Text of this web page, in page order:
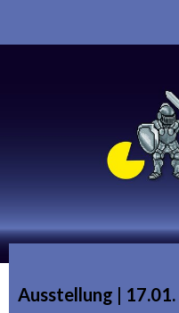
Ausstellung | 17.01.